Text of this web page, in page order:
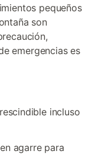
pequeños
son
emergencias es
incluso
agarre para